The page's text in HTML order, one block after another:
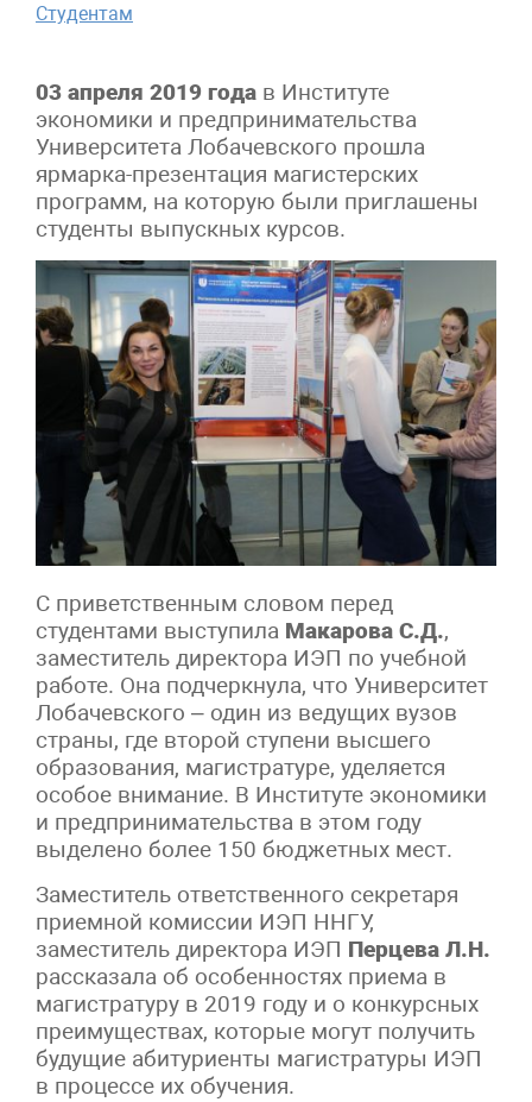
Студентам
03 апреля 2019 года в Институте
экономики и предпринимательства
Университета Лобачевского прошла
ярмарка-презентация магистерских
программ, на которую были приглашены
студенты выпускных курсов.
С приветственным словом перед
студентами выступила Макарова С.Д.,
заместитель директора ИЭП по учебной
работе. Она подчеркнула, что Университет
Лобачевского – один из ведущих вузов
страны, где второй ступени высшего
образования, магистратуре, уделяется
особое внимание. В Институте экономики
и предпринимательства в этом году
выделено более 150 бюджетных мест.
Заместитель ответственного секретаря
приемной комиссии ИЭП ННГУ,
заместитель директора ИЭП Перцева Л.Н.
рассказала об особенностях приема в
магистратуру в 2019 году и о конкурсных
преимуществах, которые могут получить
будущие абитуриенты магистратуры ИЭП
в процессе их обучения.